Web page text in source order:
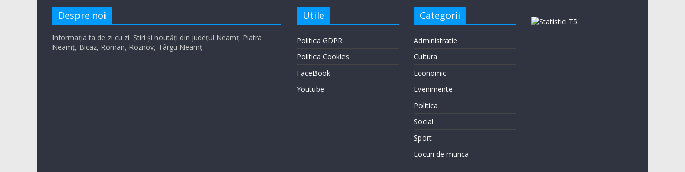
Despre noi
Informația ta de zi cu zi. Știri și noutăți din județul Neamț. Piatra
Neamț, Bicaz, Roman, Roznov, Târgu Neamț
Utile
Politica GDPR
Politica Cookies
FaceBook
Youtube
Categorii
Administratie
Cultura
Economic
Evenimente
Politica
Social
Sport
Locuri de munca